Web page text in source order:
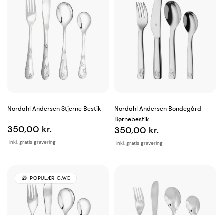
Nordahl Andersen Stjerne Bestik
inkl. gratis gravering
350,00 kr.
Nordahl Andersen Bondegård
Børnebestik
inkl. gratis gravering
350,00 kr.
POPULÆR GAVE